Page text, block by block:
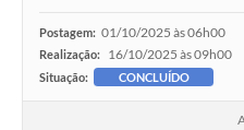
Postagem: 01/10/2025 às 06h00
Realização: 16/10/2025 às 09h00
Situação: CONCLUÍDO